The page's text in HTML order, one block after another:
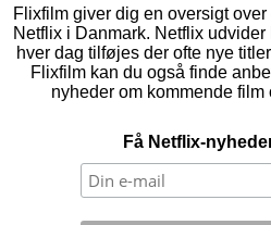
Flixfilm giver dig en oversigt
Netflix i Danmark. Netflix
hver dag tilføjes der ofte nye
Flixfilm kan du også finde
nyheder om kommende film
Få Netflix-